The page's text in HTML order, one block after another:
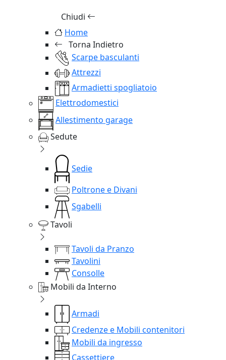
Chiudi
Home
Torna Indietro
Scarpe basculanti
Attrezzi
Armadietti spogliatoio
Elettrodomestici
Allestimento garage
Sedute
Sedie
Poltrone e Divani
Sgabelli
Tavoli
Tavoli da Pranzo
Tavolini
Consolle
Mobili da Interno
Armadi
Credenze e Mobili contenitori
Mobili da ingresso
Cassettiere